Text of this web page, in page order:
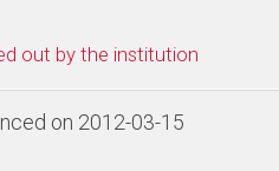
out by the institution
on 2012-03-15